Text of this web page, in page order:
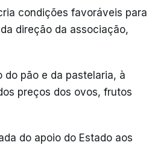
condições favoráveis para
direção da associação,
do pão e da pastelaria, à
preços dos ovos, frutos
do apoio do Estado aos